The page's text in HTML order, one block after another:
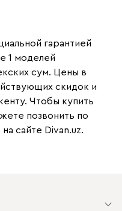
гарантией
1 моделей
сум. Цены в
скидок и
Чтобы купить
позвонить по
сайте Divan.uz.